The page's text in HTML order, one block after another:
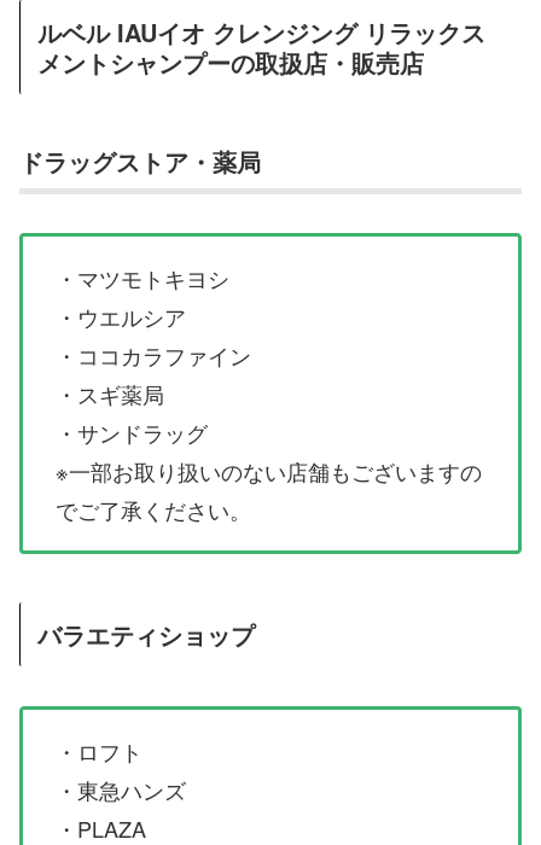
ルベル IAUイオ クレンジング リラックス
メントシャンプーの取扱店・販売店
ドラッグストア・薬局
・マツモトキヨシ
・ウエルシア
・ココカラファイン
・スギ薬局
・サンドラッグ
※一部お取り扱いのない店舗もございますの
でご了承ください。
バラエティショップ
・ロフト
・東急ハンズ
・PLAZA